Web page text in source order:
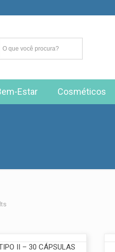
Estar Cosméticos
II – 30 CÁPSULAS